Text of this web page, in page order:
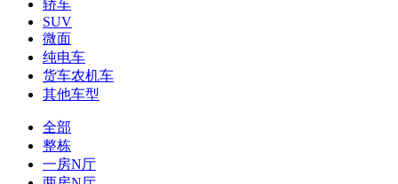
轿车
SUV
微面
纯电车
货车农机车
其他车型
全部
整栋
一房N厅